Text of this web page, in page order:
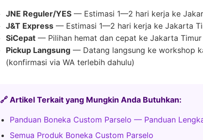
JNE Reguler/YES — Estimasi 1—2 hari kerja ke
J&T Express — Estimasi 1—2 hari kerja ke Jakarta
SiCepat — Pilihan hemat dan cepat ke Jakarta Timur
Pickup Langsung — Datang langsung ke workshop
(konfirmasi via WA terlebih dahulu)
🔗 Artikel Terkait yang Mungkin Anda Butuhkan:
Panduan Boneka Custom Parselo — Panduan
Semua Produk Boneka Custom Parselo